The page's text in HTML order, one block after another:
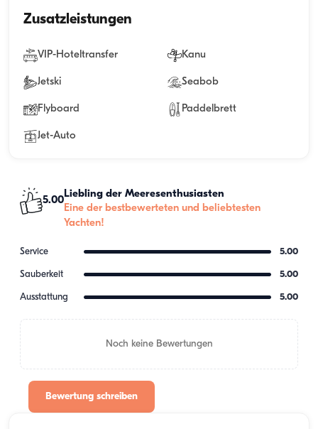
Zusatzleistungen
VIP-Hoteltransfer Kanu
Jetski Seabob
Flyboard Paddelbrett
Jet-Auto
5.00
Liebling der Meeresenthusiasten
Eine der bestbewerteten und beliebtesten
Yachten!
Service 5.00
Sauberkeit 5.00
Ausstattung 5.00
Noch keine Bewertungen
Bewertung schreiben